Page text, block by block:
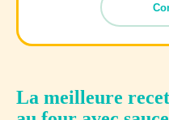
La meilleure